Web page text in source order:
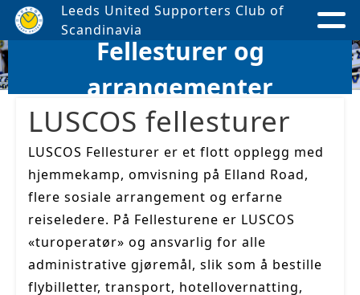
Leeds United Supporters Club of
Scandinavia
Fellesturer og
arrangementer
LUSCOS fellesturer
LUSCOS Fellesturer er et flott opplegg med
hjemmekamp, omvisning på Elland Road,
flere sosiale arrangement og erfarne
reiseledere. På Fellesturene er LUSCOS
«turoperatør» og ansvarlig for alle
administrative gjøremål, slik som å bestille
flybilletter, transport, hotellovernatting,